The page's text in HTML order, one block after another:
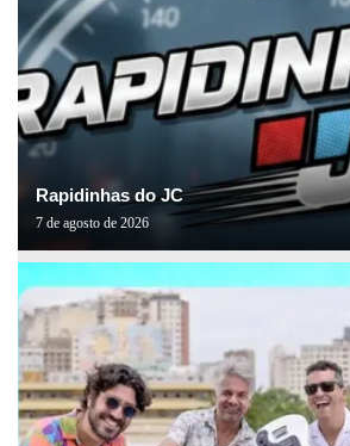
Rapidinhas do JC
7 de agosto de 2026